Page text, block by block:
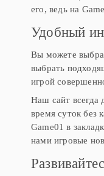
его, ведь на
Удобный
Вы можете
выбрать
игрой
Наш сайт всегда
время суток без
Game01 в
нами игровые